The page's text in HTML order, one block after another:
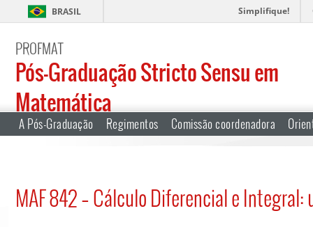
BRASIL Simplifique!
PROFMAT
Pós-Graduação Stricto Sensu em
Matemática
A Pós-Graduação Regimentos Comissão coordenadora
MAF 842 – Cálculo Diferencial e Integral: